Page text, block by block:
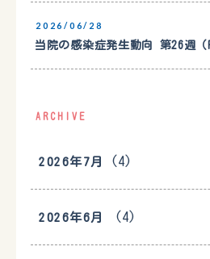
2026/06/28
当院の感染症発生動向 第26週
ARCHIVE
2026年7月 (4)
2026年6月 (4)